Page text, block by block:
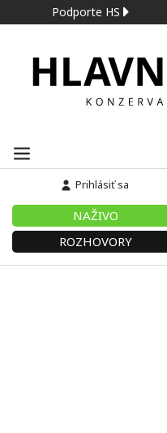
Podporte HS
Prihlásiť sa
NAŽIVO
ROZHOVORY